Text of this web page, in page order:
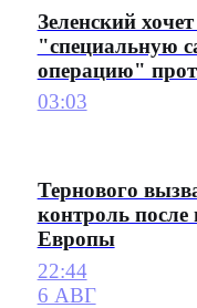
Зеленский
"специальную
операцию"
03:03
Тернового
контроль
Европы
22:44
6 АВГ